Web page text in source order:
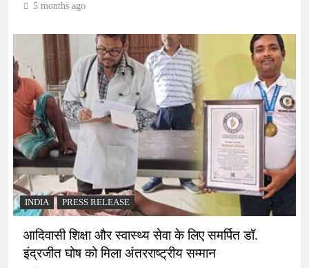
5 months ago
INDIA PRESS RELEASE
आदिवासी शिक्षा और स्वास्थ्य सेवा के लिए समर्पित डॉ.
इंद्रजीत घोष को मिला अंतरराष्ट्रीय सम्मान